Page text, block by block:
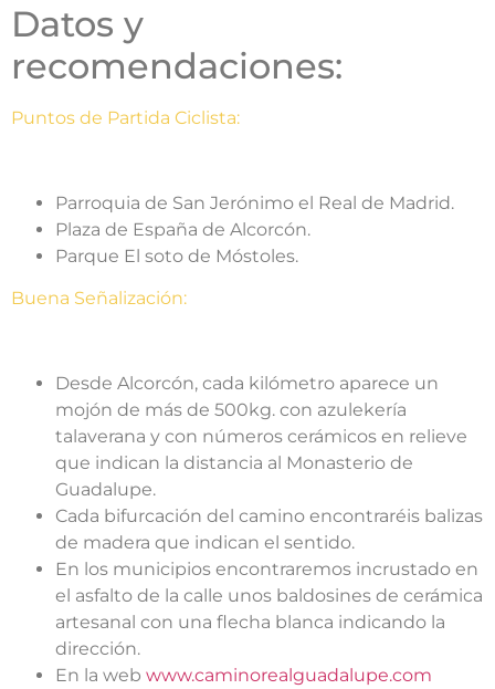
Datos y
recomendaciones:
Puntos de Partida Ciclista:
Parroquia de San Jerónimo el Real de Madrid.
Plaza de España de Alcorcón.
Parque El soto de Móstoles.
Buena Señalización:
Desde Alcorcón, cada kilómetro aparece un
mojón de más de 500kg. con azulekería
talaverana y con números cerámicos en relieve
que indican la distancia al Monasterio de
Guadalupe.
Cada bifurcación del camino encontraréis balizas
de madera que indican el sentido.
En los municipios encontraremos incrustado en
el asfalto de la calle unos baldosines de cerámica
artesanal con una flecha blanca indicando la
dirección.
En la web www.caminorealguadalupe.com